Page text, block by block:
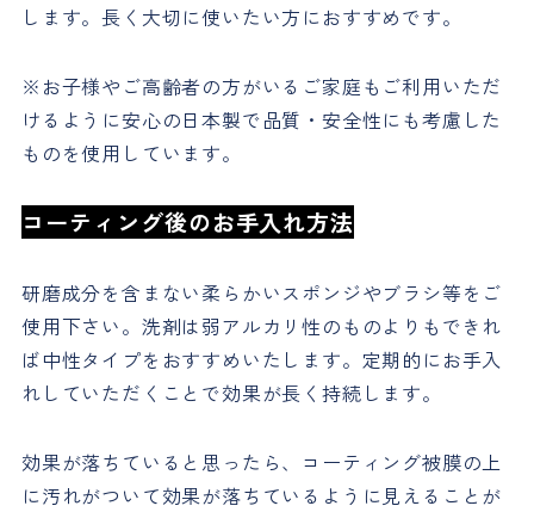
します。長く大切に使いたい方におすすめです。
※お子様やご高齢者の方がいるご家庭もご利用いただ
けるように安心の日本製で品質・安全性にも考慮した
ものを使用しています。
コーティング後のお手入れ方法
研磨成分を含まない柔らかいスポンジやブラシ等をご
使用下さい。洗剤は弱アルカリ性のものよりもできれ
ば中性タイプをおすすめいたします。定期的にお手入
れしていただくことで効果が長く持続します。
効果が落ちていると思ったら、コーティング被膜の上
に汚れがついて効果が落ちているように見えることが